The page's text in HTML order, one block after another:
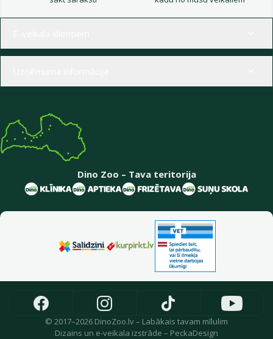
Dino Zoo – Tava teritorija
© 2017–2026 DinoZoo.lv – Labākais tavam mīlulim
Dizains un e-veikala izstrāde – PeckaDesign